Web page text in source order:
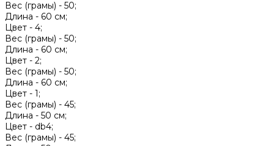
Вес (грамы) - 50;
Длина - 60 см;
Цвет - 4;
Вес (грамы) - 50;
Длина - 60 см;
Цвет - 2;
Вес (грамы) - 50;
Длина - 60 см;
Цвет - 1;
Вес (грамы) - 45;
Длина - 50 см;
Цвет - db4;
Вес (грамы) - 45;